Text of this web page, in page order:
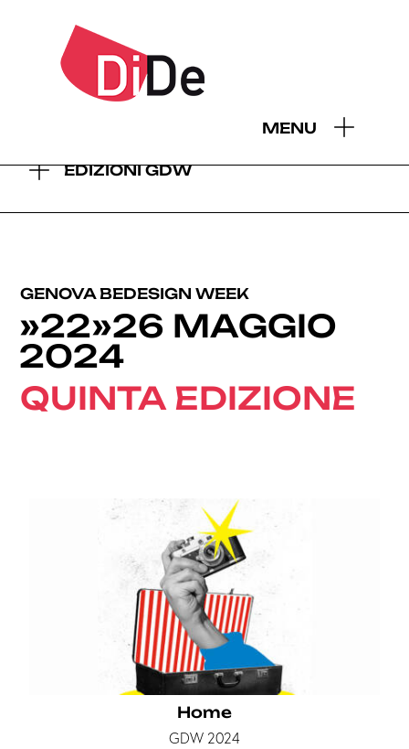
MENU
EDIZIONI GDW
GENOVA BEDESIGN WEEK
»22»26 MAGGIO
2024
QUINTA EDIZIONE
Home
GDW 2024
2026 2025 2024 2023 2022 2021 2019